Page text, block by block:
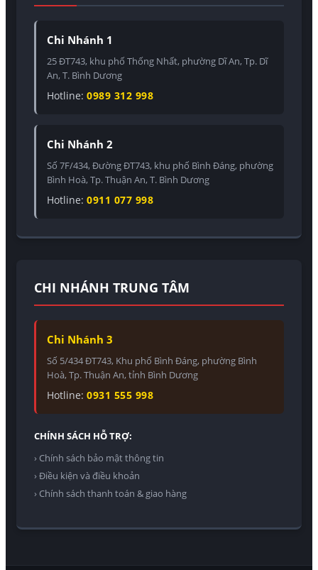
Chi Nhánh 1
25 ĐT743, khu phố Thống Nhất, phường Dĩ An, Tp. Dĩ
An, T. Bình Dương
Hotline: 0989 312 998
Chi Nhánh 2
Số 7F/434, Đường ĐT743, khu phố Bình Đáng, phường
Bình Hoà, Tp. Thuận An, T. Bình Dương
Hotline: 0911 077 998
CHI NHÁNH TRUNG TÂM
Chi Nhánh 3
Số 5/434 ĐT743, Khu phố Bình Đáng, phường Bình
Hoà, Tp. Thuận An, tỉnh Bình Dương
Hotline: 0931 555 998
CHÍNH SÁCH HỖ TRỢ:
› Chính sách bảo mật thông tin
› Điều kiện và điều khoản
› Chính sách thanh toán & giao hàng